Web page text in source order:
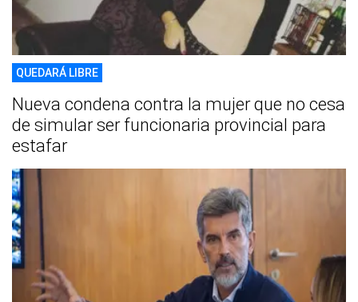
QUEDARÁ LIBRE
Nueva condena contra la mujer que no cesa
de simular ser funcionaria provincial para
estafar